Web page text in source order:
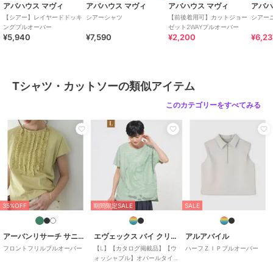
アバハウス マヴィ
【シアー】レイヤードドッキ
ングプルオーバー
¥5,940
アバハウス マヴィ
シアーシャツ
¥7,590
アバハウス マヴィ
【前後着用可】カットジョー
ゼット2WAYプルオーバー
¥2,200
アバ
シアー
Tシャツ・カットソーの類似アイテム
このカテゴリーをすべてみる
35%OFF
アーバンリサーチ サニーレーベル
フロントフリルプルオーバー
期間限定SALE
エヴェックス バイ クリツィア
【L】【カタログ掲載品】【ウ
ォッシャブル】オパールタイ
SALE
アルアバイル
ハーフＺＩＰプルオーバー